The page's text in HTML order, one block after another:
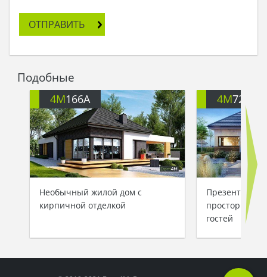
обрадовалась бабушка свежей идее на счет
дачного домика. – И как мы его построим,
- Бабуль, качественно построим, - со знанием
дела ответил внук, - возьмем готовый проект,
бригаду наймем, и будет тебе целая светлица
развлечений, да такая, что Иннокентиевна из
гостей вылезать не будет!
- Эх, была не была! - проголосила бабушка и по-
молодецки бросила лопату в огород, - дом
строить будем, не до тебя мне, картошка!
ОТПРАВИТЬ
Подобные
4M166A
Необычный жилой дом с
кирпичной отделкой
4M722
просторной
гостей